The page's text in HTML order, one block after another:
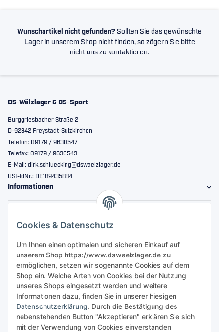
Cookies & Datenschutz
Um Ihnen einen optimalen und sicheren Einkauf auf
unserem Shop https://www.dswaelzlager.de zu
ermöglichen, setzen wir sogenannte Cookies auf dem
Shop ein. Welche Arten von Cookies bei der Nutzung
unseres Shops eingesetzt werden und weitere
Informationen dazu, finden Sie in unserer hiesigen
Datenschutzerklärung. Durch die Bestätigung des
nebenstehenden Button "Akzeptieren" erklären Sie sich
mit der Verwendung von Cookies einverstanden
Wunschartikel nicht gefunden? Sollten Sie das gewünschte
Lager in unserem Shop nicht finden, so zögern Sie bitte
nicht uns zu kontaktieren.
DS-Wälzlager & DS-Sport
Burggriesbacher Straße 2
D-92342 Freystadt-Sulzkirchen
Telefon: 09179 / 9630547
Telefax: 09179 / 9630543
E-Mail: dirk.schluecking@dswaelzlager.de
USt-IdNr.: DE189435884
Informationen